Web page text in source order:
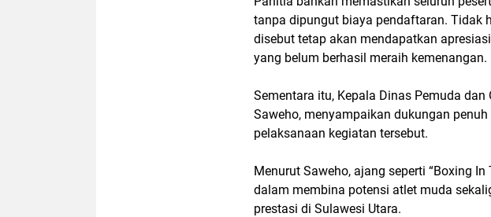
tanpa dipungut biaya pendaftaran. Tidak
disebut tetap akan mendapatkan
yang belum berhasil meraih kemenangan.
Sementara itu, Kepala Dinas Pemuda dan
Saweho, menyampaikan dukungan
pelaksanaan kegiatan tersebut.
Menurut Saweho, ajang seperti “Boxing
dalam membina potensi atlet muda
prestasi di Sulawesi Utara.